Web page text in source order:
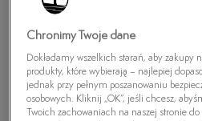
Chronimy Twoje dane
Dokładamy wszelkich starań, aby zakupy
produkty, które wybierają – najlepiej
jednak przy pełnym poszanowaniu
osobowych. Kliknij „OK”, jeśli chcesz,
Twoich zachowaniach na naszej stronie